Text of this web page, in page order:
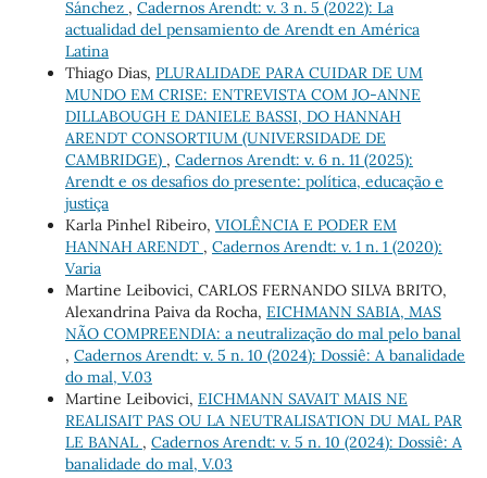
Sánchez , Cadernos Arendt: v. 3 n. 5 (2022): La
actualidad del pensamiento de Arendt en América
Latina
Thiago Dias, PLURALIDADE PARA CUIDAR DE UM
MUNDO EM CRISE: ENTREVISTA COM JO-ANNE
DILLABOUGH E DANIELE BASSI, DO HANNAH
ARENDT CONSORTIUM (UNIVERSIDADE DE
CAMBRIDGE) , Cadernos Arendt: v. 6 n. 11 (2025):
Arendt e os desafios do presente: política, educação e
justiça
Karla Pinhel Ribeiro, VIOLÊNCIA E PODER EM
HANNAH ARENDT , Cadernos Arendt: v. 1 n. 1 (2020):
Varia
Martine Leibovici, CARLOS FERNANDO SILVA BRITO,
Alexandrina Paiva da Rocha, EICHMANN SABIA, MAS
NÃO COMPREENDIA: a neutralização do mal pelo banal
, Cadernos Arendt: v. 5 n. 10 (2024): Dossiê: A banalidade
do mal, V.03
Martine Leibovici, EICHMANN SAVAIT MAIS NE
REALISAIT PAS OU LA NEUTRALISATION DU MAL PAR
LE BANAL , Cadernos Arendt: v. 5 n. 10 (2024): Dossiê: A
banalidade do mal, V.03